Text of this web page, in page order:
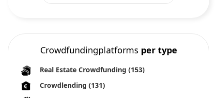
Crowdfundingplatforms per type
Real Estate Crowdfunding (153)
Crowdlending (131)